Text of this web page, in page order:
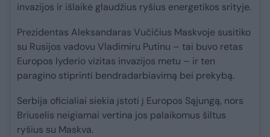
invazijos ir išlaikė glaudžius ryšius energetikos srityje.
Prezidentas Aleksandaras Vučičius Maskvoje susitiko
su Rusijos vadovu Vladimiru Putinu – tai buvo retas
Europos lyderio vizitas invazijos metu – ir ten
paragino stiprinti bendradarbiavimą bei prekybą.
Serbija oficialiai siekia įstoti į Europos Sąjungą, nors
Briuselis neigiamai vertina jos palaikomus šiltus
ryšius su Maskva.